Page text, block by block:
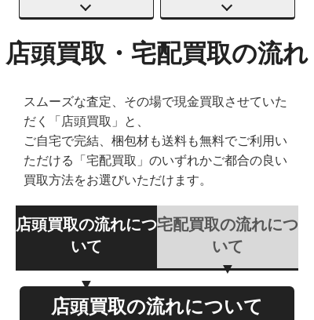
店頭買取・宅配買取の流れ
スムーズな査定、その場で現金買取させていた
だく「店頭買取」と、
ご自宅で完結、梱包材も送料も無料でご利用い
ただける「宅配買取」のいずれかご都合の良い
買取方法をお選びいただけます。
店頭買取の流れにつ
いて
宅配買取の流れにつ
いて
店頭買取の流れについて